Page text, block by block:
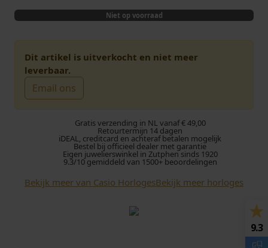
Niet op voorraad
Dit artikel is uitverkocht en niet meer
leverbaar.
Email ons
Gratis verzending in NL vanaf € 49,00
Retourtermijn 14 dagen
iDEAL, creditcard en achteraf betalen mogelijk
Bestel bij officieel dealer met garantie
Eigen juwelierswinkel in Zutphen sinds 1920
9.3/10 gemiddeld van 1500+ beoordelingen
Bekijk meer van Casio HorlogesBekijk meer horloges
9.3